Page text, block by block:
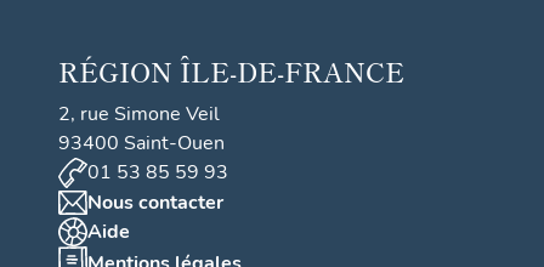
RÉGION ÎLE-DE-FRANCE
2, rue Simone Veil
93400 Saint-Ouen
01 53 85 59 93
Nous contacter
Aide